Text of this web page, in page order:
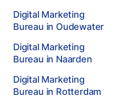
Digital Marketing
Bureau in Oudewater
Digital Marketing
Bureau in Naarden
Digital Marketing
Bureau in Rotterdam